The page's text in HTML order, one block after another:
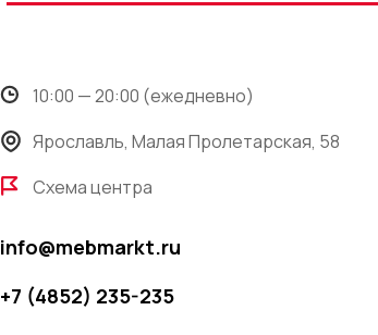
10:00 — 20:00 (ежедневно)
Ярославль, Малая Пролетарская, 58
Схема центра
info@mebmarkt.ru
+7 (4852) 235-235